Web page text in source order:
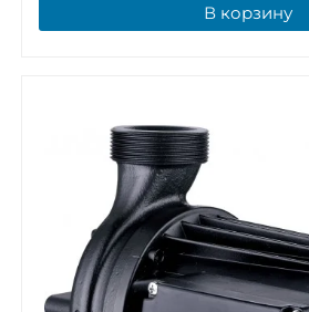
В корзину